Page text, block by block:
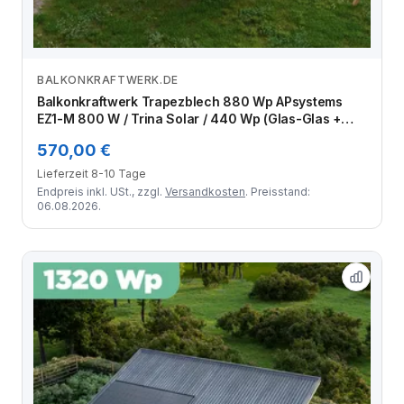
Zum Angebot
BALKONKRAFTWERK.DE
Balkonkraftwerk Trapezblech 880 Wp APsystems
EZ1-M 800 W / Trina Solar / 440 Wp (Glas-Glas +
2 Module
570,00 €
Lieferzeit 8-10 Tage
Endpreis inkl. USt., zzgl. Versandkosten. Preisstand:
06.08.2026.